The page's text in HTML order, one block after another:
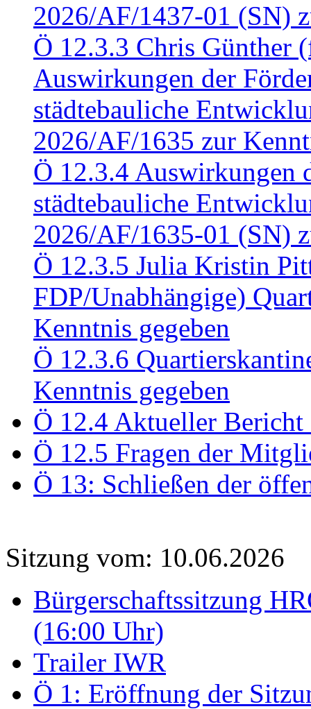
2026/AF/1437-01 (SN)
Ö 12.3.3 Chris Günther
Auswirkungen der
städtebauliche
2026/AF/1635 zur
Ö 12.3.4 Auswirkungen
städtebauliche
2026/AF/1635-01 (SN)
Ö 12.3.5 Julia Kristin
FDP/Unabhängige)
Kenntnis gegeben
Ö 12.3.6
Kenntnis gegeben
Ö 12.4 Aktueller Bericht
Ö 12.5 Fragen der
Ö 13: Schließen der
Sitzung vom: 10.06.2026
Bürgerschaftssitzung
(16:00 Uhr)
Trailer IWR
Ö 1: Eröffnung der